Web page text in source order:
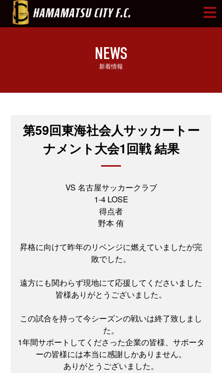
NEWS
新着情報
第59回東海社会人サッカートー
ナメント大会1回戦 結果
VS 名古屋サッカークラブ
1-4 LOSE
得点者
野本 侑
昇格に向けて昨年のリベンジに燃えていましたが完
敗でした。
遠方にも関わらず現地にて応援してくださいました
皆様ありがとうございました。
この試合を持って今シーズンの戦いは終了致しまし
た。
1年間サポートしてくださった企業の皆様、サポータ
ーの皆様には本当に感謝しかありません。
ありがとうございました。